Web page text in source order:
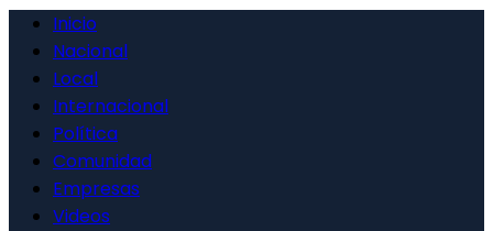
Inicio
Nacional
Local
Internacional
Política
Comunidad
Empresas
Videos